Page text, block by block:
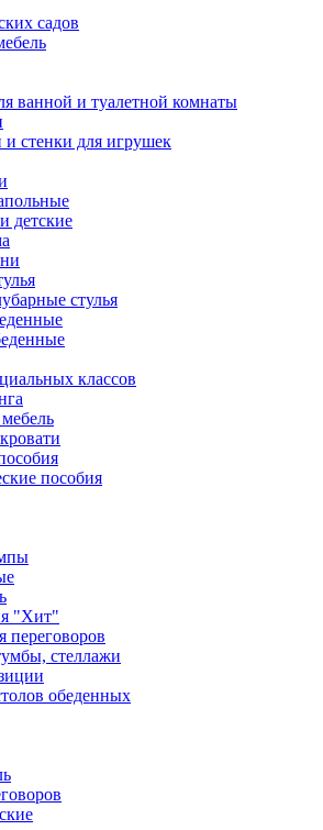
садов
ванной и туалетной комнаты
стенки для игрушек
детские
стулья
классов
пособия
"Хит"
переговоров
стеллажи
обеденных